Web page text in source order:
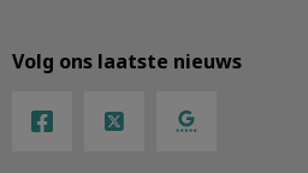
Volg ons laatste nieuws